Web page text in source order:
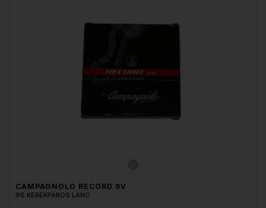
CAMPAGNOLO RECORD 9V
9S KERÉKPÁROS LÁNC